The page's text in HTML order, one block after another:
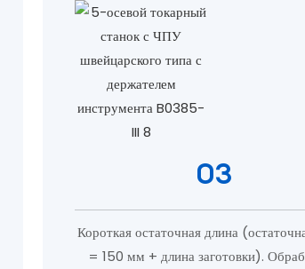
03
Короткая остаточная длина
= 150 мм + длина заготовки).